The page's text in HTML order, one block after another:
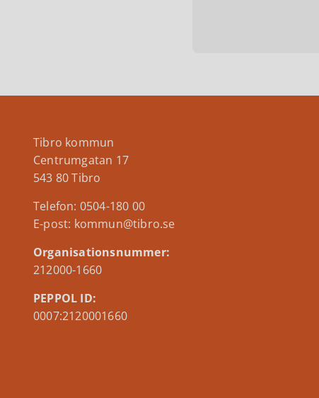
Tibro kommun
Centrumgatan 17
543 80 Tibro
Telefon: 0504-180 00
E-post: kommun@tibro.se
Organisationsnummer:
212000-1660
PEPPOL ID:
0007:2120001660